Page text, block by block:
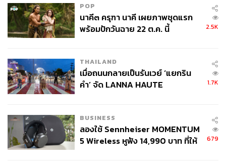
POP
นาคี๓ ครุฑา นาคี เผยภาพชุดแรก
พร้อมปักวันฉาย 22 ต.ค. นี้
2.5K
THAILAND
เมื่อถนนกลายเป็นรันเวย์ ‘แยกริน
คำ’ จัด LANNA HAUTE
1.7K
BUSINESS
ลองใช้ Sennheiser MOMENTUM
5 Wireless หูฟัง 14,990 บาท ที่ให้
679